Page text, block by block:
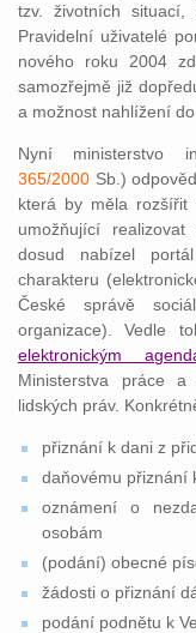
tzv. životních situací,
Pravidelní uživatelé
nového roku 2004
samozřejmě již
a možnost nahlížení
Nyní ministerstvo
365/2000 Sb.)
která by měla rozšířit
umožňující
dosud nabízel
charakteru
České správě
organizace). Vedle
elektronickým
Ministerstva práce
lidských práv.
přiznání k dani z
daňovému přiznání
oznámení o
osobám
(podání) obecné
žádosti o přiznání
podání podnětu k